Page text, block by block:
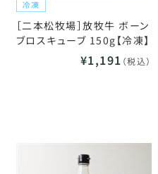
［二本松牧場］放牧牛 ボーン
ブロスキューブ 150g【冷凍】
¥1,191 （税込）